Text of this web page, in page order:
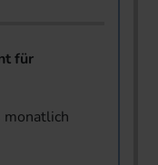
für
monatlich